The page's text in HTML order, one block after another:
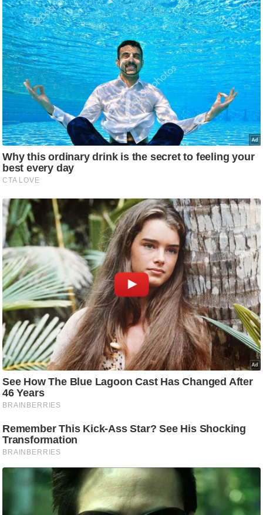
हॉ
ली
वु
ड
फि
ल्म
मी
क्षा
B
r
e
a
k
i
n
g
N
e
w
s
ला
इ
फ
स्टा
इ
टे
क्नॉ